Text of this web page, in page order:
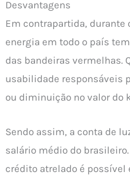
Desvantagens
Em contrapartida, durante
energia em todo o país
das bandeiras vermelhas.
usabilidade responsáveis
ou diminuição no valor do
Sendo assim, a conta de
salário médio do
crédito atrelado é possível